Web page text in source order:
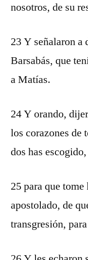
nosotros, de su
23 Y señalaron a
Barsabás, que
a Matías.
24 Y orando,
los corazones de
dos has escogido,
25 para que
apostolado, de
transgresión,